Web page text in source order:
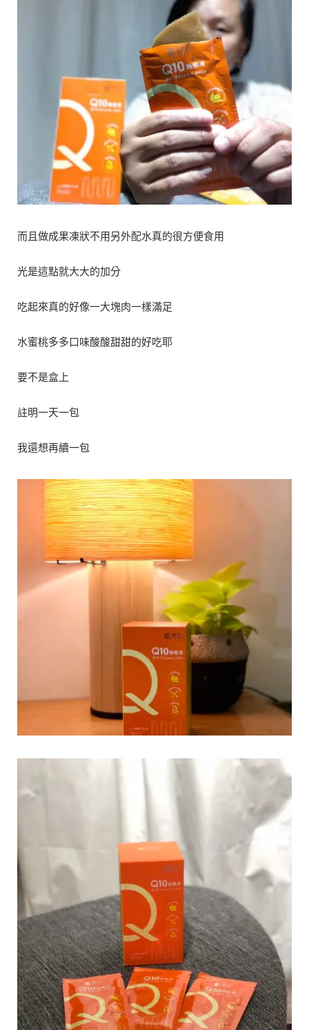
而且做成果凍狀不用另外配水真的很方便食用
光是這點就大大的加分
吃起來真的好像一大塊肉一樣滿足
水蜜桃多多口味酸酸甜甜的好吃耶
要不是盒上
註明一天一包
我還想再續一包